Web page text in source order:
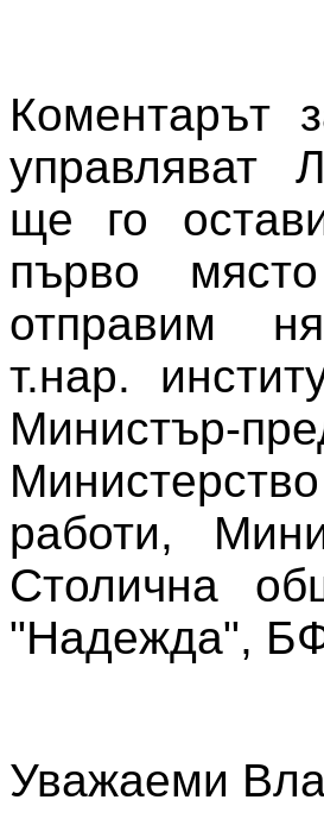
Коментарът
управляват
ще го
първо
отправим
т.нар.
Министър-
работи,
Столична
"Надежда",
Уважаеми